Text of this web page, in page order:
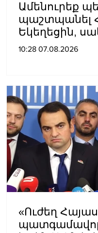
Ամենուրեք
պաշտպանել
Եկեղեցին,
ամենին վերջ
ճանապարհն
Տիգրան
10:28 07.08.2026
«Ուժեղ